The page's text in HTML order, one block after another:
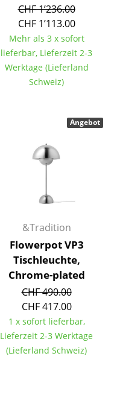
CHF 1’236.00
CHF 1’113.00
Mehr als 3 x sofort
lieferbar, Lieferzeit 2-3
Werktage (Lieferland
Schweiz)
&Tradition
Flowerpot VP3
Tischleuchte,
Chrome-plated
CHF 490.00
CHF 417.00
1 x sofort lieferbar,
Lieferzeit 2-3 Werktage
(Lieferland Schweiz)
Angebot